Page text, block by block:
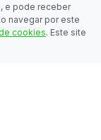
e pode receber
navegar por este
cookies. Este site